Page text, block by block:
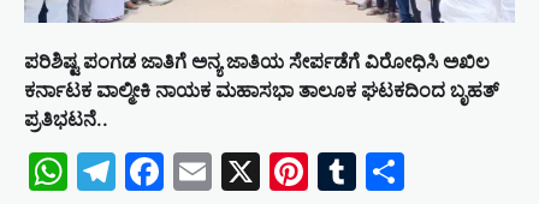
ಪರಿಶಿಷ್ಟ ಪಂಗಡ ಜಾತಿಗೆ ಅನ್ಯ ಜಾತಿಯ ಸೇರ್ಪಡೆಗೆ ವಿರೋಧಿಸಿ ಅಖಿಲ
ಕರ್ನಾಟಕ ವಾಲ್ಮೀಕಿ ನಾಯಕ ಮಹಾಸಭಾ ತಾಲೂಕ ಘಟಕದಿಂದ ಬೃಹತ್
ಪ್ರತಿಭಟನೆ..
WhatsApp
Telegram
Facebook
Email
X Pinterest
Tumblr